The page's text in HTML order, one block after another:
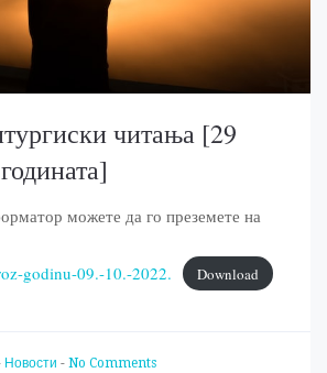
читања [29
можете да го преземете на
godinu-09.-10.-2022.
Download
Новости - No Comments